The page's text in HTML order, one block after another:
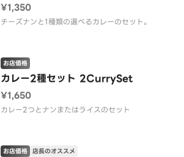
¥1,350
チーズナンと1種類の選べるカレーのセット。
カレー2種セット 2CurrySet
お店価格
¥1,650
カレー2つとナンまたはライスのセット
お店価格 店長のオススメ